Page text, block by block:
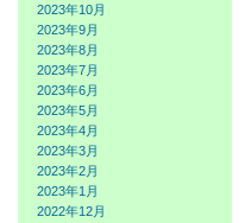
2023年10月
2023年9月
2023年8月
2023年7月
2023年6月
2023年5月
2023年4月
2023年3月
2023年2月
2023年1月
2022年12月